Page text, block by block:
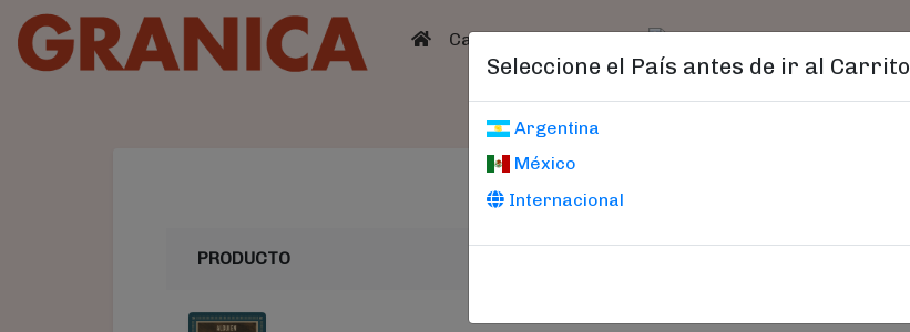
(current)
Catálogo Catálogo
Seleccione el País antes de ir al Carrito
Argentina
México
Internacional
Carrito De Compras
PRODUCTO